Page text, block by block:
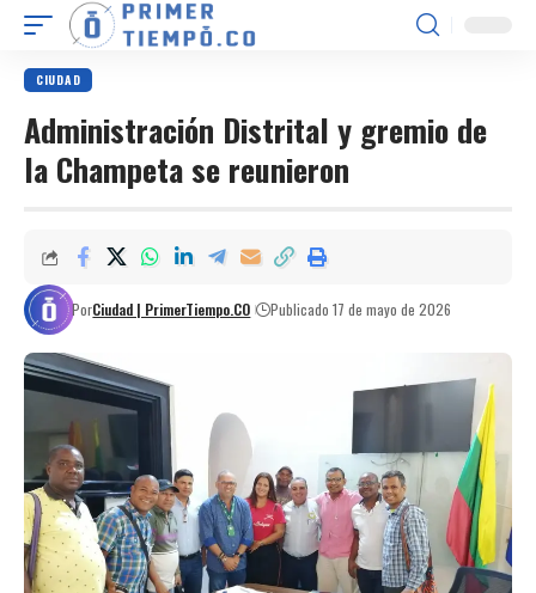
CIUDAD
Administración Distrital y gremio de
la Champeta se reunieron
PorCiudad | PrimerTiempo.CO Publicado 17 de mayo de 2026